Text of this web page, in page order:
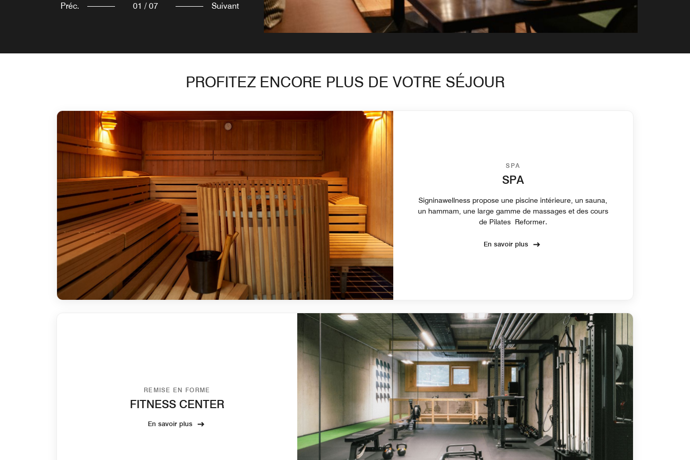
Préc. 01 / 07 Suivant
PROFITEZ ENCORE PLUS DE VOTRE SÉJOUR
SPA
SPA
Signinawellness propose une piscine intérieure, un sauna,
un hammam, une large gamme de massages et des cours
de Pilates Reformer.
En savoir plus
REMISE EN FORME
FITNESS CENTER
En savoir plus